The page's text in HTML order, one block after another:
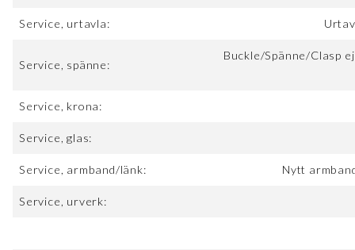
Service, urtavla:
Service, spänne:
Buckle/Spänne/Clasp
Service, krona:
Service, glas:
Service, armband/länk: Nytt
Service, urverk: